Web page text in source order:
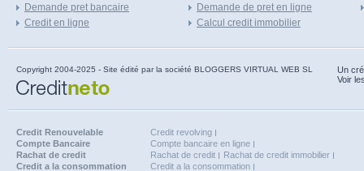
Demande pret bancaire
Credit en ligne
Demande de pret en ligne
Calcul credit immobilier
Copyright 2004-2025 - Site édité par la société BLOGGERS VIRTUAL WEB SL
Un
Voir
Credit Renouvelable
Credit revolving
Compte Bancaire
Compte bancaire en ligne
Rachat de credit
Rachat de credit
Rachat de credit immobilier
Credit a la consommation
Credit a la consommation